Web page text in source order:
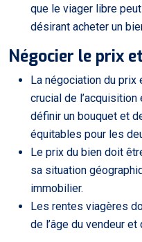
que le viager libre
désirant acheter un
Négocier le prix
La négociation du
crucial de
définir un bouquet et
équitables pour les
Le prix du bien doit
sa situation
immobilier.
Les rentes viagères
de l’âge du vendeur